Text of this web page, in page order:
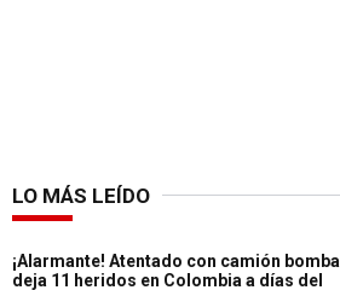
LO MÁS LEÍDO
¡Alarmante! Atentado con camión bomba
deja 11 heridos en Colombia a días del